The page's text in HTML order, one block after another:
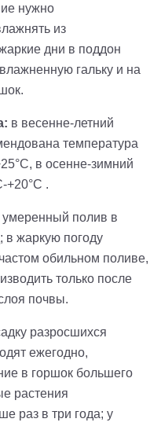
нужно
из
дни в поддон
гальку и на
в весенне-летний
температура
в осенне-зимний
+20°C .
полив в
в жаркую погоду
обильном поливе,
только после
почвы.
разросшихся
ежегодно,
в горшок большего
растения
раз в три года; у